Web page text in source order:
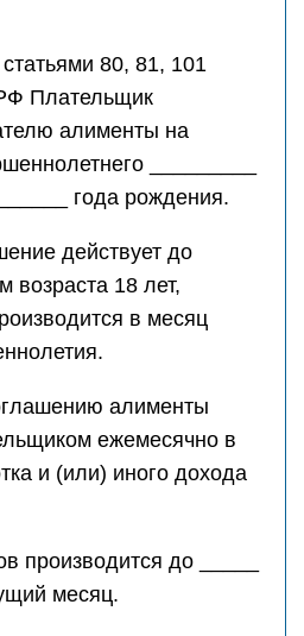
80, 81, 101
Плательщик
алименты на
_________
года рождения.
действует до
возраста 18 лет,
в месяц
алименты
ежемесячно в
и (или) иного дохода
производится до _____
месяц.